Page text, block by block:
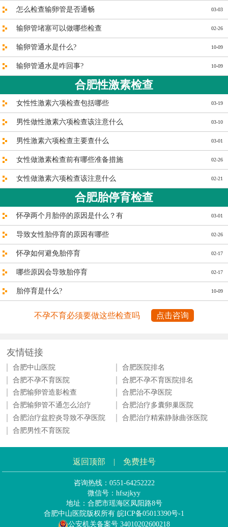
03-03
怎么检查输卵管是否通畅
02-26
输卵管堵塞可以做哪些检查
10-09
输卵管通水是什么?
10-09
输卵管通水是咋回事?
合肥性激素检查
03-19
女性性激素六项检查包括哪些
03-10
男性做性激素六项检查该注意什么
03-01
男性激素六项检查主要查什么
02-26
女性做激素检查前有哪些准备措施
02-21
女性做激素六项检查该注意什么
合肥胎停育检查
03-01
怀孕两个月胎停的原因是什么？有
02-26
导致女性胎停育的原因有哪些
02-17
怀孕如何避免胎停育
02-17
哪些原因会导致胎停育
10-09
胎停育是什么?
不孕不育必须要做这些检查吗 点击咨询
友情链接
合肥中山医院
合肥医院排名
合肥不孕不育医院
合肥不孕不育医院排名
合肥输卵管造影检查
合肥治不孕医院
合肥输卵管不通怎么治疗
合肥治疗多囊卵巢医院
合肥治疗盆腔炎导致不孕医院
合肥治疗精索静脉曲张医院
合肥男性不育医院
返回顶部 | 免费挂号
咨询热线：0551-64252222
微信号：hfszjkyy
地址：合肥市瑶海区凤阳路8号
合肥中山医院版权所有 皖ICP备05013390号-1
公安机关备案号 34010202600218